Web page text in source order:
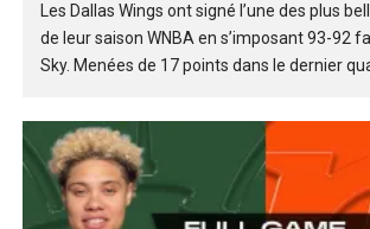
Les Dallas Wings ont signé l’une des plus
de leur saison WNBA en s’imposant 93-92
Sky. Menées de 17 points dans le dernier